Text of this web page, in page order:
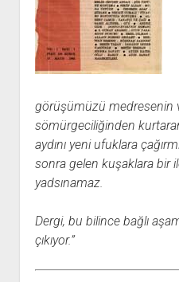
görüşümüzü medresenin
sömürgeciliğinden
aydını yeni ufuklara
sonra gelen kuşaklara bir
yadsınamaz.
Dergi, bu bilince bağlı
çıkıyor.”